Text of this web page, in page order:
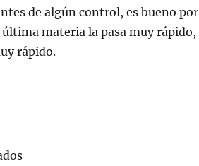
de algún control, es bueno por
materia la pasa muy rápido,
rápido.